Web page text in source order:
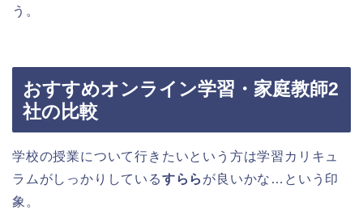
う。
おすすめオンライン学習・家庭教師2
社の比較
学校の授業について行きたいという方は学習カリキュ
ラムがしっかりしているすらら が良いかな … という印
象。